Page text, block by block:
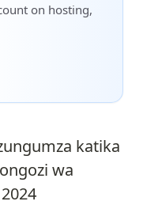
on hosting,
katika
wa